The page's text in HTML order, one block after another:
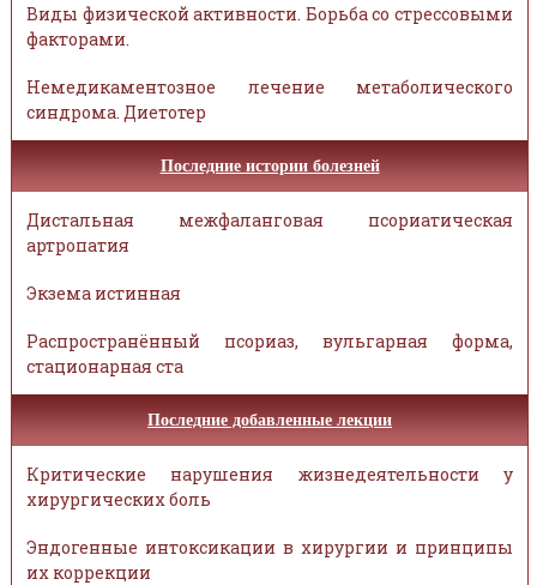
Виды физической активности. Борьба со стрессовыми
факторами.
Немедикаментозное лечение метаболического
синдрома. Диетотер
Последние истории болезней
Дистальная межфаланговая псориатическая
артропатия
Экзема истинная
Распространённый псориаз, вульгарная форма,
стационарная ста
Последние добавленные лекции
Критические нарушения жизнедеятельности у
хирургических боль
Эндогенные интоксикации в хирургии и принципы
их коррекции